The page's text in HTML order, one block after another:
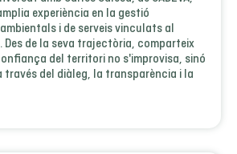
experiència en la gestió
i de serveis vinculats al
Des de la seva trajectòria, comparteix
del territori no s'improvisa, sinó
través del diàleg, la transparència i la